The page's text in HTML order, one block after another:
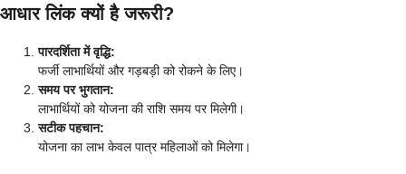
आधार लिंक क्यों है जरूरी?
पारदर्शिता में वृद्धि:
फर्जी लाभार्थियों और गड़बड़ी को रोकने के लिए।
समय पर भुगतान:
लाभार्थियों को योजना की राशि समय पर मिलेगी।
सटीक पहचान:
योजना का लाभ केवल पात्र महिलाओं को मिलेगा।